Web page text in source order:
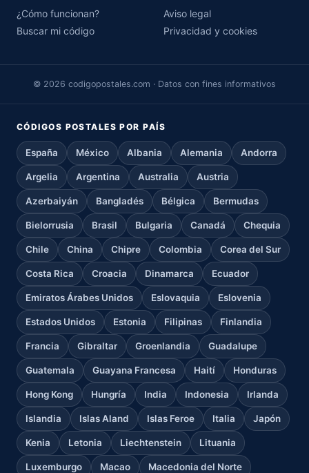
¿Cómo funcionan?
Buscar mi código
Aviso legal
Privacidad y cookies
© 2026 codigopostales.com · Datos con fines informativos
CÓDIGOS POSTALES POR PAÍS
España México Albania Alemania Andorra
Argelia Argentina Australia Austria
Azerbaiyán Bangladés Bélgica Bermudas
Bielorrusia Brasil Bulgaria Canadá Chequia
Chile China Chipre Colombia Corea del Sur
Costa Rica Croacia Dinamarca Ecuador
Emiratos Árabes Unidos Eslovaquia Eslovenia
Estados Unidos Estonia Filipinas Finlandia
Francia Gibraltar Groenlandia Guadalupe
Guatemala Guayana Francesa Haití Honduras
Hong Kong Hungría India Indonesia Irlanda
Islandia Islas Aland Islas Feroe Italia Japón
Kenia Letonia Liechtenstein Lituania
Luxemburgo Macao Macedonia del Norte